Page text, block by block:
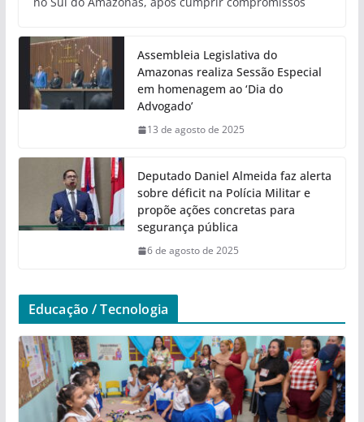
Assembleia Legislativa do
Amazonas realiza Sessão Especial
em homenagem ao ‘Dia do
Advogado’
13 de agosto de 2025
Deputado Daniel Almeida faz alerta
sobre déficit na Polícia Militar e
propõe ações concretas para
segurança pública
6 de agosto de 2025
Educação / Tecnologia